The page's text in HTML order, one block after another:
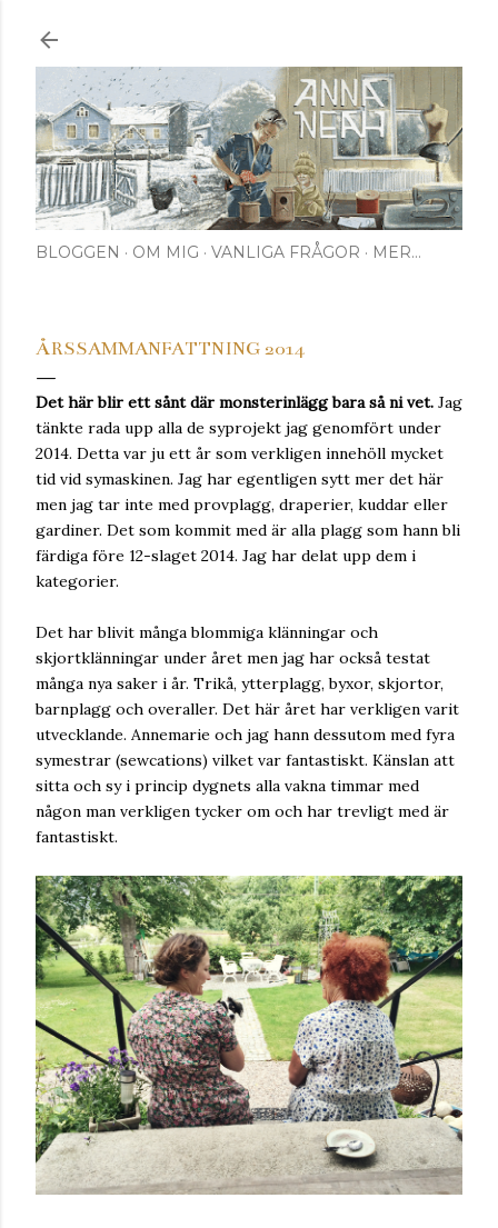
BLOGGEN OM MIG VANLIGA FRÅGOR MER…
ÅRSSAMMANFATTNING 2014
Det här blir ett sånt där monsterinlägg bara så ni vet. Jag
tänkte rada upp alla de syprojekt jag genomfört under
2014. Detta var ju ett år som verkligen innehöll mycket
tid vid symaskinen. Jag har egentligen sytt mer det här
men jag tar inte med provplagg, draperier, kuddar eller
gardiner. Det som kommit med är alla plagg som hann bli
färdiga före 12-slaget 2014. Jag har delat upp dem i
kategorier.
Det har blivit många blommiga klänningar och
skjortklänningar under året men jag har också testat
många nya saker i år. Trikå, ytterplagg, byxor, skjortor,
barnplagg och overaller. Det här året har verkligen varit
utvecklande. Annemarie och jag hann dessutom med fyra
symestrar (sewcations) vilket var fantastiskt. Känslan att
sitta och sy i princip dygnets alla vakna timmar med
någon man verkligen tycker om och har trevligt med är
fantastiskt.